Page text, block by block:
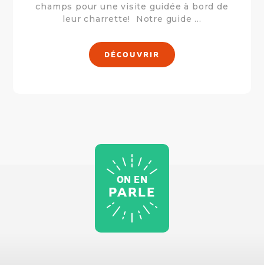
champs pour une visite guidée à bord de
leur charrette! Notre guide ...
DÉCOUVRIR
ON EN
PARLE